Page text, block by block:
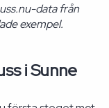
data från
exempel.
i Sunne